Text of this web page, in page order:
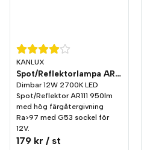
KANLUX
Spot/Reflektorlampa AR111 LED 950lm G53 2700K Dim
Dimbar 12W 2700K LED
Spot/Reflektor AR111 950lm
med hög färgåtergivning
Ra>97 med G53 sockel för
12V.
179 kr / st